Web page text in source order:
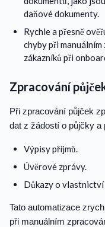
daňové dokumenty.
Rychle a přesně
chyby při
zákazníků při
Zpracování
Při zpracování půjček
dat z žádostí o půjčky a
Výpisy příjmů.
Úvěrové zprávy.
Důkazy o
Tato automatizace
při manuálním